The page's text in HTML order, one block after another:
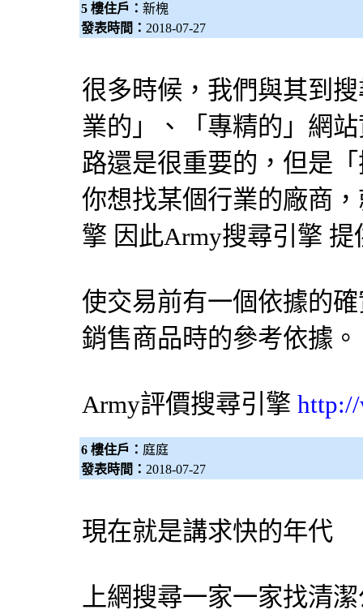
5 樓住戶： 新槐
發表時間： 2018-07-27
很多時候，我們與其到
業的」、「專精的」網
路還是很重要的，但是
你想找某個行業的廠商
擎 因此Army搜尋引擎 提
使交易前有一個依據的
銷售商品時的參考依據。
Army評價搜尋引擎
6 樓住戶： 庭庭
發表時間： 2018-07-27
現在就是講求快的年代
上網搜尋一家一家找清